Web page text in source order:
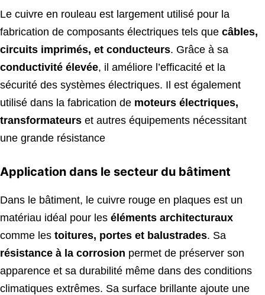
Le cuivre en rouleau est largement utilisé pour la
fabrication de composants électriques tels que câbles,
circuits imprimés, et conducteurs. Grâce à sa
conductivité élevée, il améliore l’efficacité et la
sécurité des systèmes électriques. Il est également
utilisé dans la fabrication de moteurs électriques,
transformateurs et autres équipements nécessitant
une grande résistance
Application dans le secteur du bâtiment
Dans le bâtiment, le cuivre rouge en plaques est un
matériau idéal pour les éléments architecturaux
comme les toitures, portes et balustrades. Sa
résistance à la corrosion permet de préserver son
apparence et sa durabilité même dans des conditions
climatiques extrêmes. Sa surface brillante ajoute une